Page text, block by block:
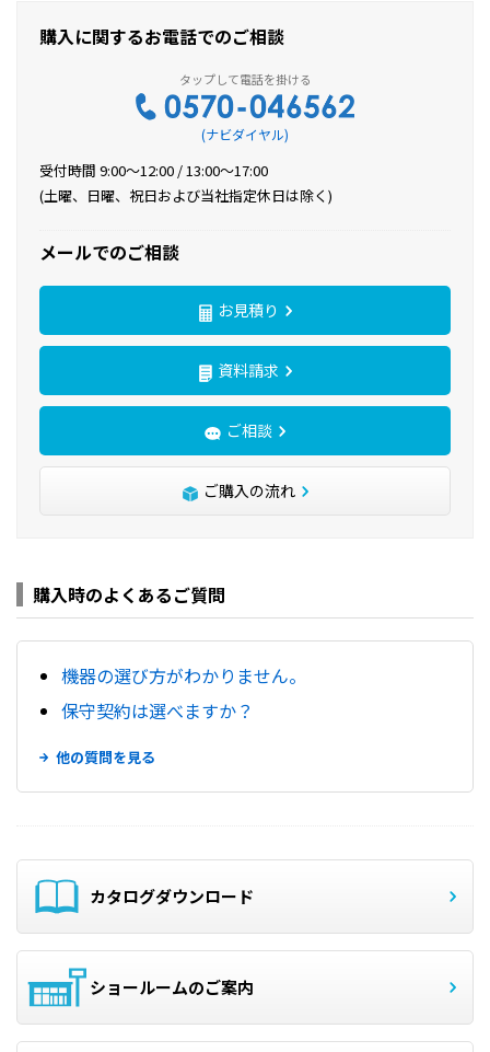
購入に関するお電話でのご相談
(ナビダイヤル)
受付時間 9:00〜12:00 / 13:00〜17:00
(土曜、日曜、祝日および当社指定休日は除く)
メールでのご相談
お見積り
資料請求
ご相談
ご購入の流れ
購入時のよくあるご質問
機器の選び方がわかりません。
保守契約は選べますか？
他の質問を見る
カタログダウンロード
ショールームのご案内